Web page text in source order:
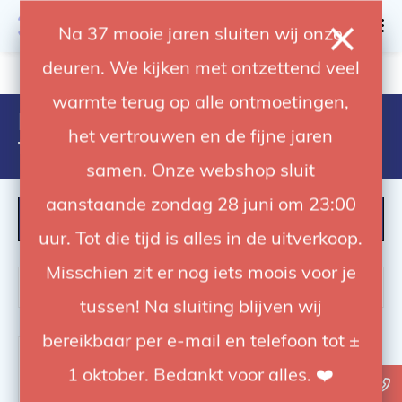
Na 37 mooie jaren sluiten wij onze
deuren. We kijken met ontzettend veel
warmte terug op alle ontmoetingen,
het vertrouwen en de fijne jaren
samen. Onze webshop sluit
aanstaande zondag 28 juni om 23:00
uur. Tot die tijd is alles in de uitverkoop.
Misschien zit er nog iets moois voor je
tussen! Na sluiting blijven wij
bereikbaar per e-mail en telefoon tot ±
1 oktober. Bedankt voor alles. ❤️
4.92 / 5 op trusted shops
Producten getagd met avenger
f301
FILTER